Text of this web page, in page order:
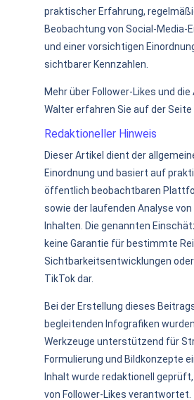
praktischer Erfahrung,
Beobachtung von Social-Media-
und einer vorsichtigen
sichtbarer Kennzahlen.
Mehr über Follower-Likes und die
Walter erfahren Sie auf der Seite
Redaktioneller Hinweis
Dieser Artikel dient der
Einordnung und basiert auf
öffentlich beobachtbaren
sowie der laufenden Analyse
Inhalten. Die genannten
keine Garantie für bestimmte
Sichtbarkeitsentwicklungen
TikTok dar.
Bei der Erstellung dieses
begleitenden Infografiken
Werkzeuge unterstützend für
Formulierung und Bildkonzepte
Inhalt wurde redaktionell
von Follower-Likes verantwortet.